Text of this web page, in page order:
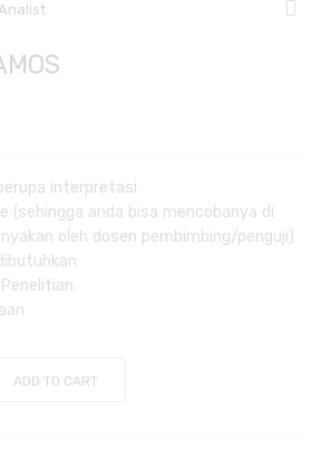
interpretasi
anda bisa mencobanya di
oleh dosen pembimbing/penguji)
ADD TO CART